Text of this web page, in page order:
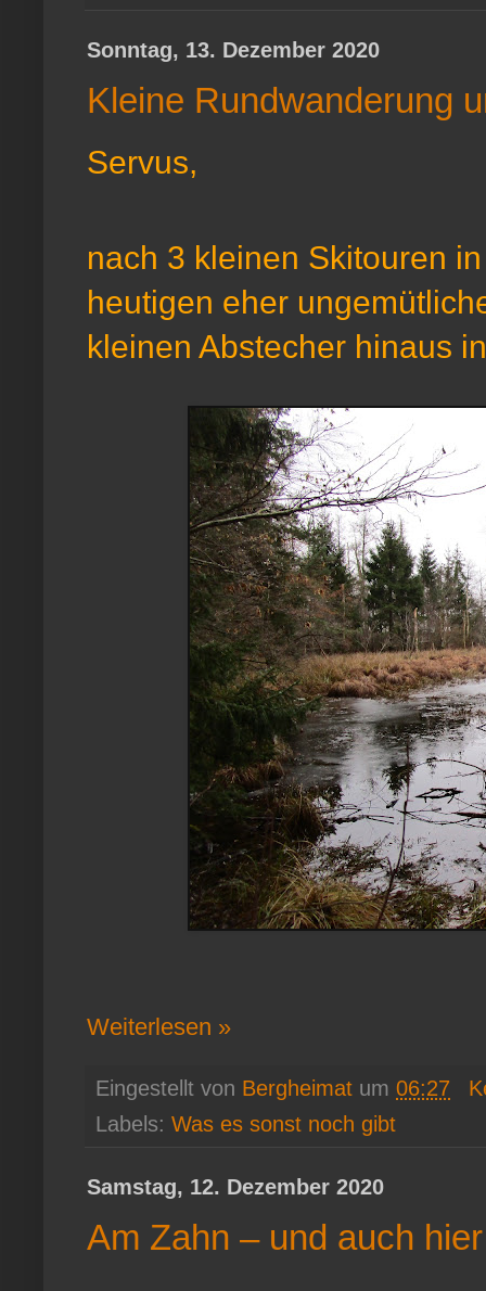
Sonntag, 13. Dezember 2020
Kleine Rundwanderung
Servus,
nach 3 kleinen Skitouren
heutigen eher
kleinen Abstecher hinaus
Weiterlesen »
Eingestellt von Bergheimat um 06:27
Labels: Was es sonst noch gibt
Samstag, 12. Dezember 2020
Am Zahn – und auch